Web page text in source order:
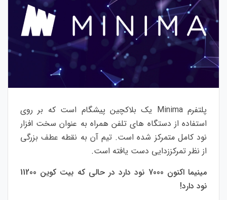
پلتفرم Minima یک بلاکچین پیشگام است که بر روی
استفاده از دستگاه های تلفن همراه به عنوان سخت افزار
نود کامل متمرکز شده است. تیم آن به نقطه عطف بزرگی
از نظر تمرکززدایی دست یافته است.
مینیما اکنون 7000 نود دارد در حالی که بیت کوین 11200
نود دارد!